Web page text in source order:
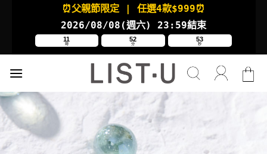
⏰父親節限定 | 任選4款$999⏰
2026/08/08(週六) 23:59結束
11
時
52
分
52
秒